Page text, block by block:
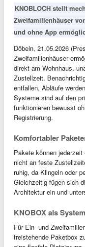
KNOBLOCH stellt
Zweifamilienhäuser
und ohne App
Döbeln, 21.05.2026
Zweifamilienhäuser
direkt am Wohnhaus,
Zustellzeit.
entfallen, Abläufe
Systeme sind auf den
funktionieren bewusst
Registrierung.
Komfortabler
Pakete können
nicht an feste
ruhig, da Klingeln oder
Gleichzeitig fügen sich
Architektur ein und
KNOBOX als
Für Ein- und
freistehende Paketbox